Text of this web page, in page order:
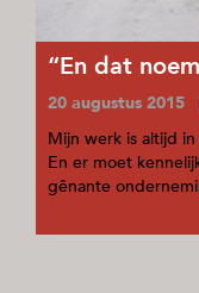
“En dat
20 augustus
Mijn werk is altijd
En er moet
gênante